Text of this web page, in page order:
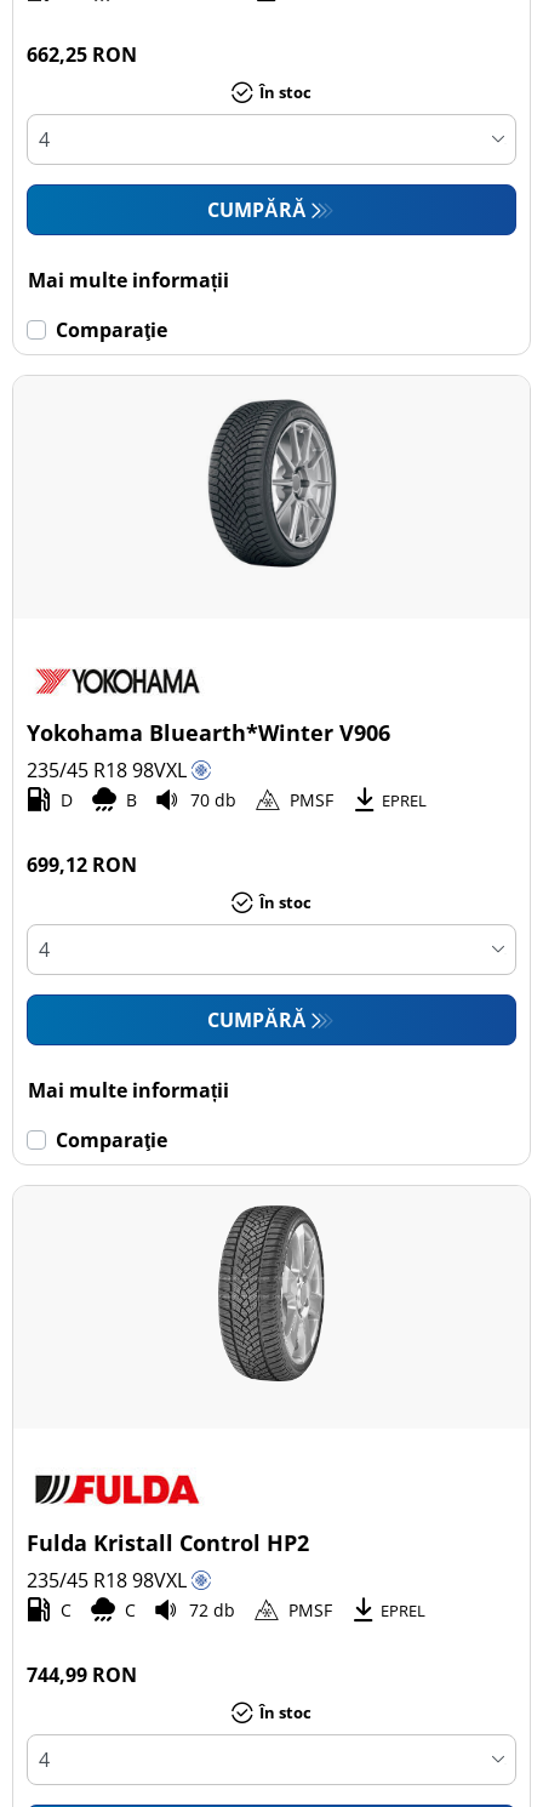
662,25 RON
În stoc
CUMPĂRĂ
Mai multe informații
Comparaţie
Yokohama Bluearth*Winter V906
235/45 R1898VXL
D B 70 db PMSF EPREL
699,12 RON
În stoc
CUMPĂRĂ
Mai multe informații
Comparaţie
Fulda Kristall Control HP2
235/45 R1898VXL
C C 72 db PMSF EPREL
744,99 RON
În stoc